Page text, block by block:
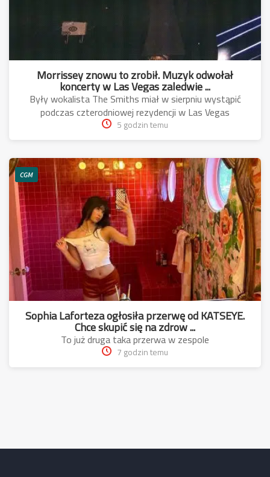
Morrissey znowu to zrobił. Muzyk odwołał
koncerty w Las Vegas zaledwie ...
Były wokalista The Smiths miał w sierpniu wystąpić
podczas czterodniowej rezydencji w Las Vegas
5 godzin temu
CGM
Sophia Laforteza ogłosiła przerwę od KATSEYE.
Chce skupić się na zdrow ...
To już druga taka przerwa w zespole
7 godzin temu